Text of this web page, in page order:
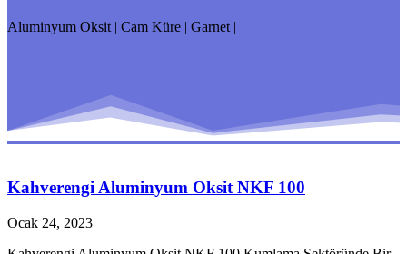
Aluminyum Oksit | Cam Küre | Garnet |
Kahverengi Aluminyum Oksit NKF 100
Ocak 24, 2023